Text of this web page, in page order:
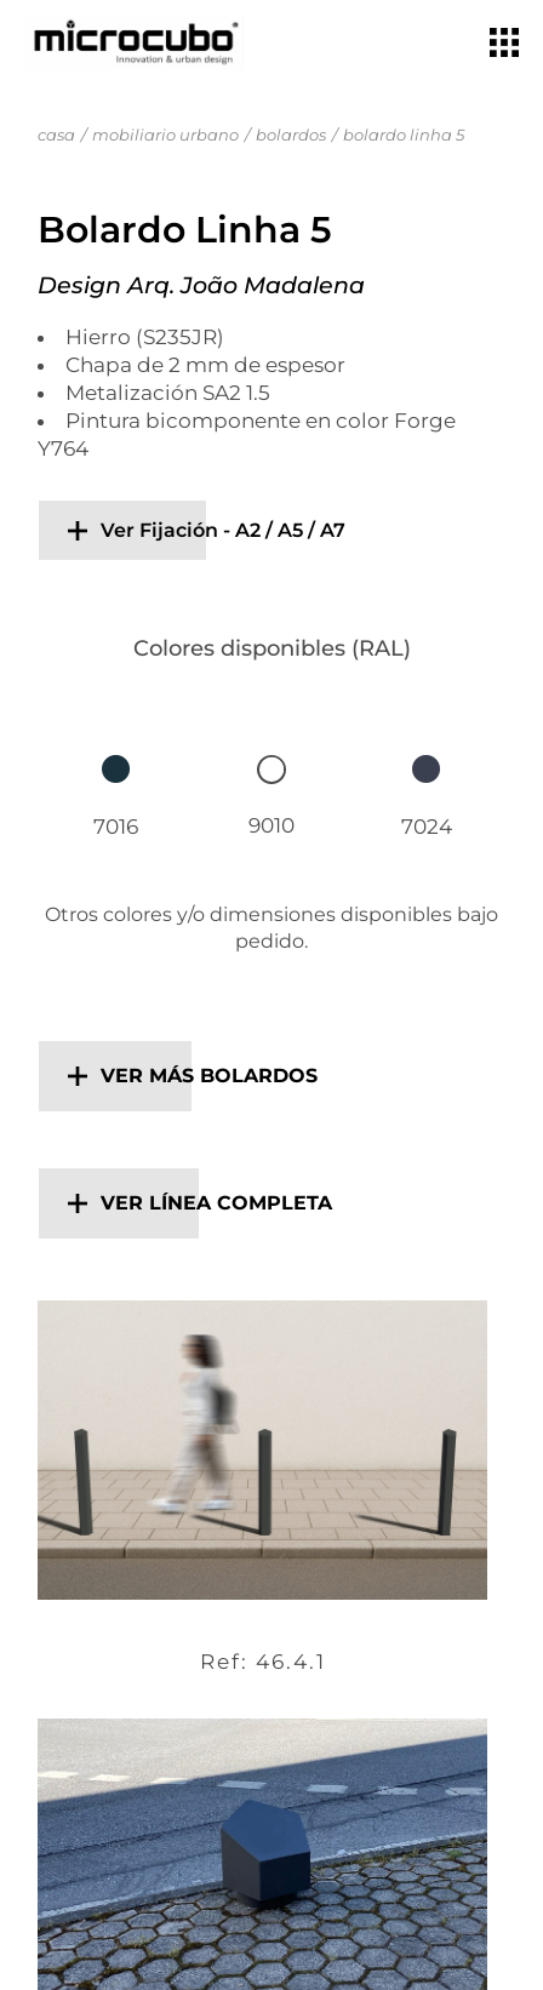
casa mobiliario urbano bolardos bolardo linha 5
Ref: 46.4.1
Bolardo Linha 5
Design Arq. João Madalena
Hierro (S235JR)
Chapa de 2 mm de espesor
Metalización SA2 1.5
Pintura bicomponente en color Forge
Y764
Ver Fijación - A2 / A5 / A7
Colores disponibles (RAL)
7016 9010 7024
Otros colores y/o dimensiones disponibles bajo
pedido.
VER MÁS BOLARDOS
VER LÍNEA COMPLETA